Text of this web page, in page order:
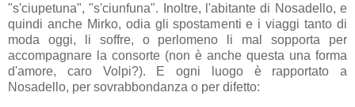
"s'ciupetuna", "s'ciunfuna". Inoltre, l'abitante di Nosadello, e
quindi anche Mirko, odia gli spostamenti e i viaggi tanto di
moda oggi, li soffre, o perlomeno li mal sopporta per
accompagnare la consorte (non è anche questa una forma
d'amore, caro Volpi?). E ogni luogo è rapportato a
Nosadello, per sovrabbondanza o per difetto: